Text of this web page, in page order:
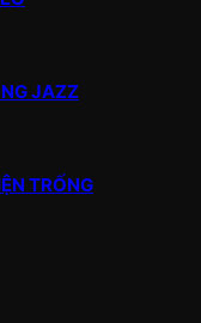
JAZZ
TRỐNG